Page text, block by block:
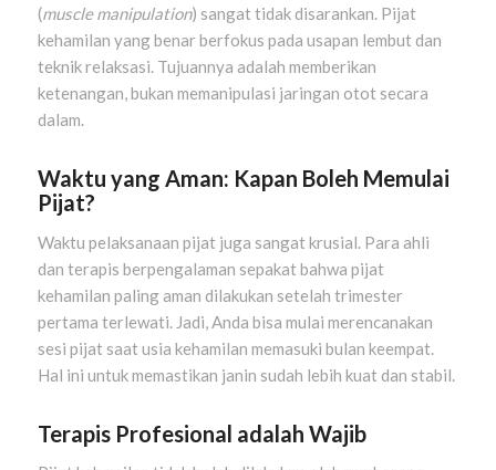
(muscle manipulation) sangat tidak disarankan. Pijat
kehamilan yang benar berfokus pada usapan lembut dan
teknik relaksasi. Tujuannya adalah memberikan
ketenangan, bukan memanipulasi jaringan otot secara
dalam.
Waktu yang Aman: Kapan Boleh Memulai
Pijat?
Waktu pelaksanaan pijat juga sangat krusial. Para ahli
dan terapis berpengalaman sepakat bahwa pijat
kehamilan paling aman dilakukan setelah trimester
pertama terlewati. Jadi, Anda bisa mulai merencanakan
sesi pijat saat usia kehamilan memasuki bulan keempat.
Hal ini untuk memastikan janin sudah lebih kuat dan stabil.
Terapis Profesional adalah Wajib